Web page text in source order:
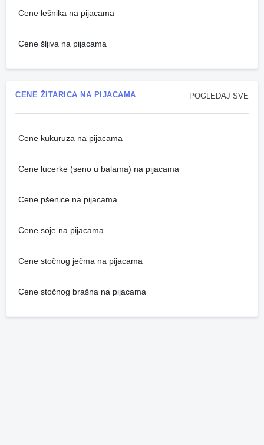
Cene lešnika na pijacama
Cene šljiva na pijacama
POGLEDAJ SVE
CENE ŽITARICA NA PIJACAMA
Cene kukuruza na pijacama
Cene lucerke (seno u balama) na pijacama
Cene pšenice na pijacama
Cene soje na pijacama
Cene stočnog ječma na pijacama
Cene stočnog brašna na pijacama